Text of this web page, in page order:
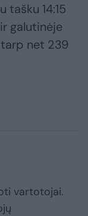
14:15
galutinėje
net 239
vartotojai.